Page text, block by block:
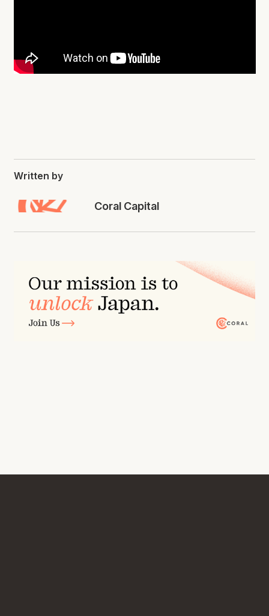
Written by
Coral Capital